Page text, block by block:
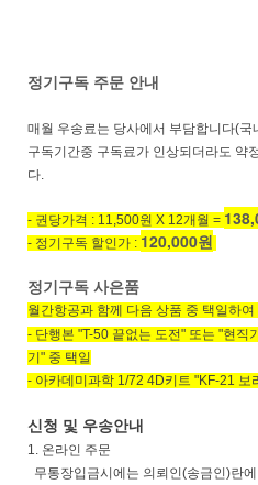
정기구독 주문 안내
매월 우송료는 당사에서 부담합니다(국
구독기간중 구독료가 인상되더라도 약
다.
- 권당가격 : 11,500원 X 12개월 =
- 정기구독 할인가 : 120,000원
정기구독 사은품
월간항공과 함께 다음 상품 중 택일하
- 단행본 "T-50 끝없는 도전" 또는 "현직
기" 중 택일
- 아카데미과학 1/72 4D키트 "KF-21 보
신청 및 우송안내
1. 온라인 주문
무통장입금시에는 의뢰인(송금인)란